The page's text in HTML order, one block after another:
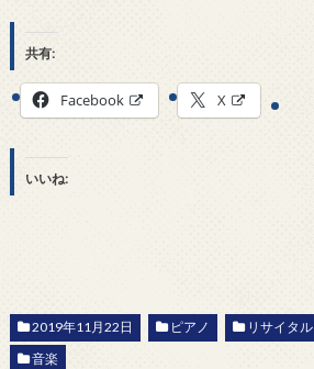
共有:
Facebook X
いいね:
2019年11月22日 ピアノ リサイタル
音楽